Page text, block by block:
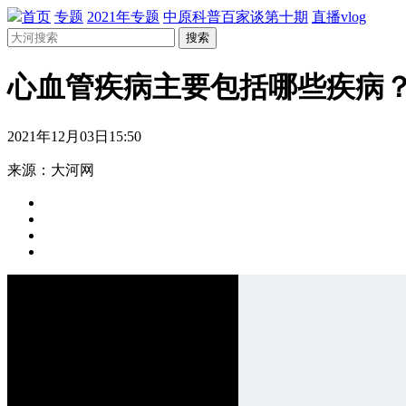
首页 专题 2021年专题 中原科普百家谈第十期 直播vlog
搜索
心血管疾病主要包括哪些疾病
2021年12月03日15:50
来源：大河网